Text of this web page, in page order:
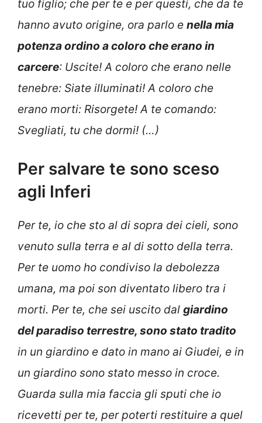
tuo figlio; che per te e per questi, che da te
hanno avuto origine, ora parlo e nella mia
potenza ordino a coloro che erano in
carcere: Uscite! A coloro che erano nelle
tenebre: Siate illuminati! A coloro che
erano morti: Risorgete! A te comando:
Svegliati, tu che dormi! (…)
Per salvare te sono sceso
agli Inferi
Per te, io che sto al di sopra dei cieli, sono
venuto sulla terra e al di sotto della terra.
Per te uomo ho condiviso la debolezza
umana, ma poi son diventato libero tra i
morti. Per te, che sei uscito dal giardino
del paradiso terrestre, sono stato tradito
in un giardino e dato in mano ai Giudei, e in
un giardino sono stato messo in croce.
Guarda sulla mia faccia gli sputi che io
ricevetti per te, per poterti restituire a quel